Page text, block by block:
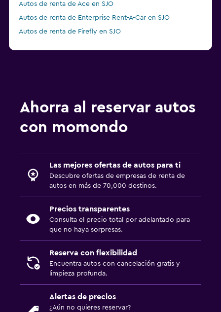
Autos de renta de Ace en SJO
Autos de renta de Enterprise Rent-A-Car en SJO
Autos de renta de Firefly en SJO
Ahorra al reservar autos
con momondo
Las mejores ofertas de autos para ti
Descubre ofertas de empresas de renta de
autos en más de 70,000 destinos.
Precios transparentes
Consulta el precio total por adelantado para
que no haya sorpresas.
Reserva con flexibilidad
Encuentra autos con cancelación gratis y
limpieza profunda.
Alertas de precios
¿Aún no quieres reservar?